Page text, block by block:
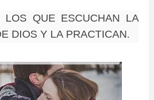
LOS QUE ESCUCHAN LA
DIOS Y LA PRACTICAN.